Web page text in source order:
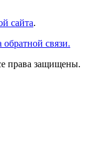
сайта.
обратной связи.
права защищены.